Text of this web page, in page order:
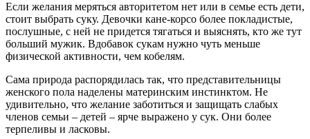
Если желания меряться авторитетом нет или в семье есть дети,
стоит выбрать суку. Девочки кане-корсо более покладистые,
послушные, с ней не придется тягаться и выяснять, кто же тут
больший мужик. Вдобавок сукам нужно чуть меньше
физической активности, чем кобелям.
Сама природа распорядилась так, что представительницы
женского пола наделены материнским инстинктом. Не
удивительно, что желание заботиться и защищать слабых
членов семьи – детей – ярче выражено у сук. Они более
терпеливы и ласковы.